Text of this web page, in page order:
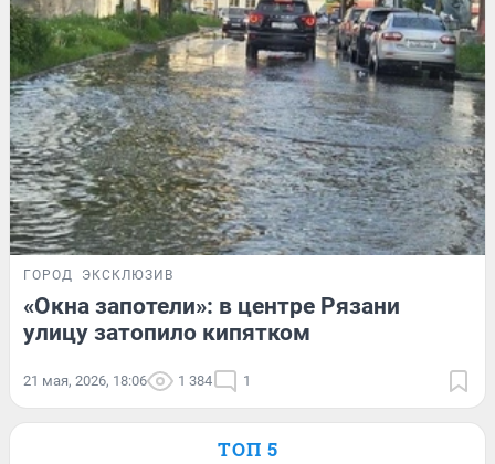
ГОРОД ЭКСКЛЮЗИВ
«Окна запотели»: в центре Рязани
улицу затопило кипятком
21 мая, 2026, 18:06 1 384 1
ТОП 5